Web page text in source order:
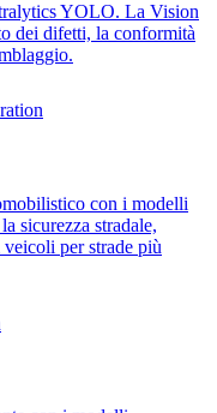
YOLO. La Vision
dei difetti, la conformità
con i modelli
sicurezza stradale,
per strade più